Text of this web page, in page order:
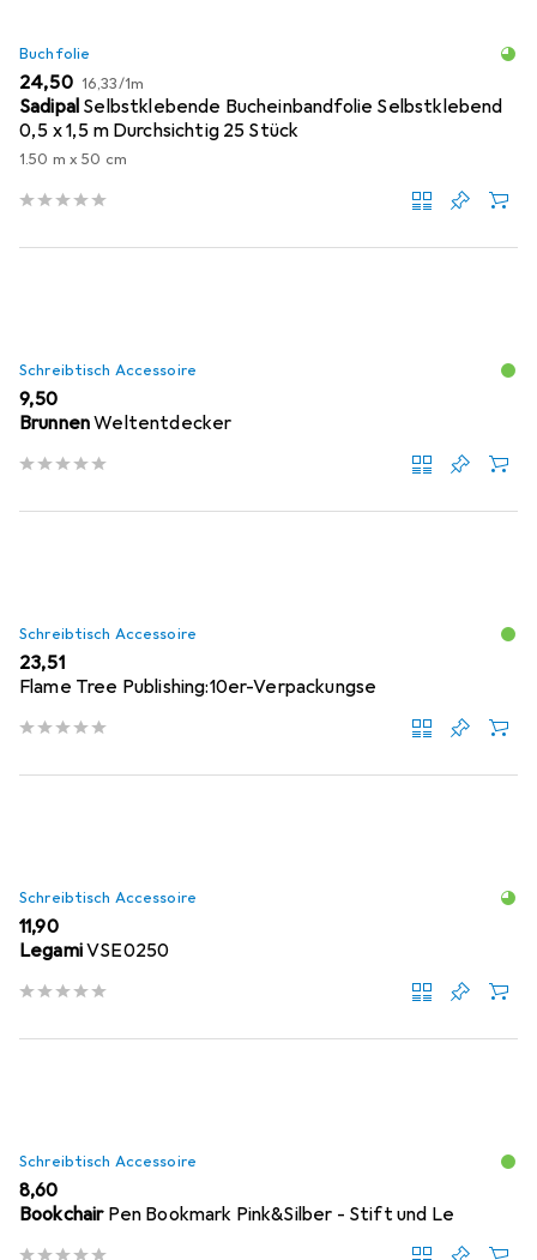
Buchfolie
EUR
24,50 EUR
16,33/1m
Sadipal Selbstklebende Bucheinbandfolie Selbstklebend
0,5 x 1,5 m Durchsichtig 25 Stück
1.50 m x 50 cm
Schreibtisch Accessoire
EUR
9,50
BrunnenWeltentdecker
Schreibtisch Accessoire
EUR
23,51
Flame Tree Publishing:10er-Verpackungse
Schreibtisch Accessoire
EUR
11,90
LegamiVSE0250
Schreibtisch Accessoire
EUR
8,60
Bookchair Pen Bookmark Pink&Silber - Stift und Le